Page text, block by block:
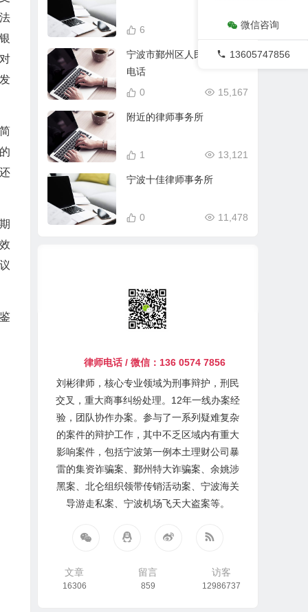
18,398
6
宁波市鄞州区人民法院常用
电话
15,167
0
附近的律师事务所
13,121
1
宁波十佳律师事务所
11,478
0
律师电话 / 微信：136 0574 7856
刘彬律师，核心专业领域为刑事辩护，刑民
交叉，重大商事纠纷处理。12年一线办案经
验，团队协作办案。参与了一系列疑难复杂
的案件的辩护工作，其中不乏区域内有重大
影响案件，包括宁波第一例本土理财公司暴
雷的集资诈骗案、鄞州特大诈骗案、余姚涉
黑案、北仑组织领带传销活动案、宁波海关
导游走私案、宁波机场飞天大盗案等。
文章
16306
留言
859
访客
12986737
微信咨询
13605747856